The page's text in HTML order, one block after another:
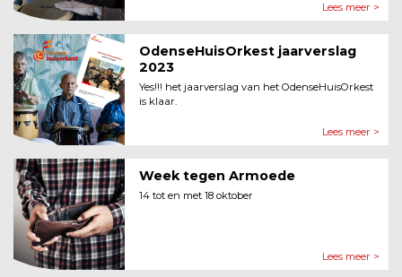
Lees meer >
OdenseHuisOrkest jaarverslag
2023
Yes!!! het jaarverslag van het OdenseHuisOrkest
is klaar.
Lees meer >
Week tegen Armoede
14 tot en met 18 oktober
Lees meer >